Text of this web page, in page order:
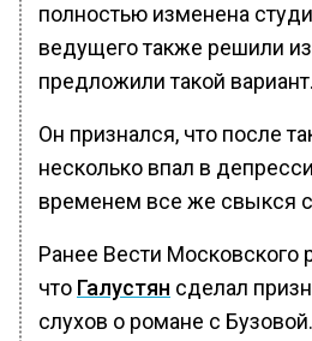
полностью изменена
ведущего также решили
предложили такой вариант.
Он признался, что после
несколько впал в
временем все же свыкся
Ранее Вести Московского
что Галустян сделал
слухов о романе с Бузовой.